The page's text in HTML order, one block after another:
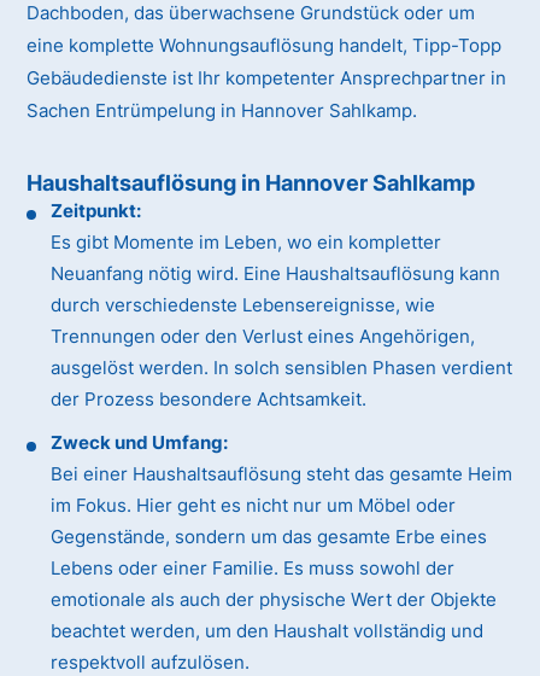
Dachboden, das überwachsene Grundstück oder um
eine komplette Wohnungsauflösung handelt, Tipp-Topp
Gebäudedienste ist Ihr kompetenter Ansprechpartner in
Sachen Entrümpelung in Hannover Sahlkamp.
Haushaltsauflösung in Hannover Sahlkamp
Zeitpunkt:
Es gibt Momente im Leben, wo ein kompletter
Neuanfang nötig wird. Eine Haushaltsauflösung kann
durch verschiedenste Lebensereignisse, wie
Trennungen oder den Verlust eines Angehörigen,
ausgelöst werden. In solch sensiblen Phasen verdient
der Prozess besondere Achtsamkeit.
Zweck und Umfang:
Bei einer Haushaltsauflösung steht das gesamte Heim
im Fokus. Hier geht es nicht nur um Möbel oder
Gegenstände, sondern um das gesamte Erbe eines
Lebens oder einer Familie. Es muss sowohl der
emotionale als auch der physische Wert der Objekte
beachtet werden, um den Haushalt vollständig und
respektvoll aufzulösen.